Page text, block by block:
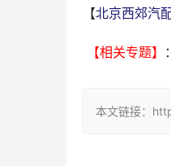
【北京西郊汽
【相关专题】
本文链接：